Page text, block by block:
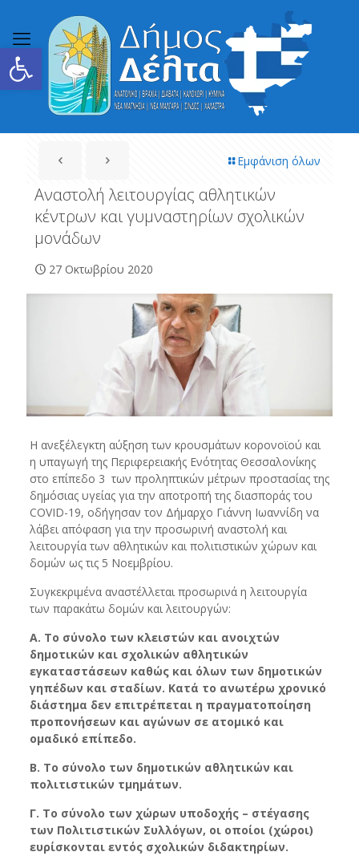
Ανοίξτε τη γραμμή εργαλείων
Εμφάνιση όλων
Αναστολή λειτουργίας αθλητικών
κέντρων και γυμναστηρίων σχολικών
μονάδων
27 Οκτωβρίου 2020
Η ανεξέλεγκτη αύξηση των κρουσμάτων κορονοϊού και
η υπαγωγή της Περιφερειακής Ενότητας Θεσσαλονίκης
στο επίπεδο 3 των προληπτικών μέτρων προστασίας της
δημόσιας υγείας για την αποτροπή της διασποράς του
COVID-19, οδήγησαν τον Δήμαρχο Γιάννη Ιωαννίδη να
λάβει απόφαση για την προσωρινή αναστολή και
λειτουργία των αθλητικών και πολιτιστικών χώρων και
δομών ως τις 5 Νοεμβρίου.
Συγκεκριμένα αναστέλλεται προσωρινά η λειτουργία
των παρακάτω δομών και λειτουργών:
Α. Το σύνολο των κλειστών και ανοιχτών
δημοτικών και σχολικών αθλητικών
εγκαταστάσεων καθώς και όλων των δημοτικών
γηπέδων και σταδίων. Κατά το ανωτέρω χρονικό
διάστημα δεν επιτρέπεται η πραγματοποίηση
προπονήσεων και αγώνων σε ατομικό και
ομαδικό επίπεδο.
Β. Το σύνολο των δημοτικών αθλητικών και
πολιτιστικών τμημάτων.
Γ. Το σύνολο των χώρων υποδοχής – στέγασης
των Πολιτιστικών Συλλόγων, οι οποίοι (χώροι)
ευρίσκονται εντός σχολικών διδακτηρίων.